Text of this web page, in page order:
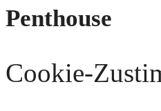
Penthouse
Cookie-